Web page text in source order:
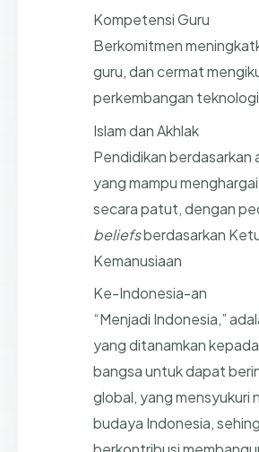
Kompetensi Guru
Berkomitmen
guru, dan cermat
perkembangan
Islam dan Akhlak
Pendidikan berdasarkan
yang mampu
secara patut, dengan
beliefsberdasarkan
Kemanusiaan
Ke-Indonesia-an
“Menjadi Indonesia,”
yang ditanamkan
bangsa untuk dapat
global, yang mensyukuri
budaya Indonesia,